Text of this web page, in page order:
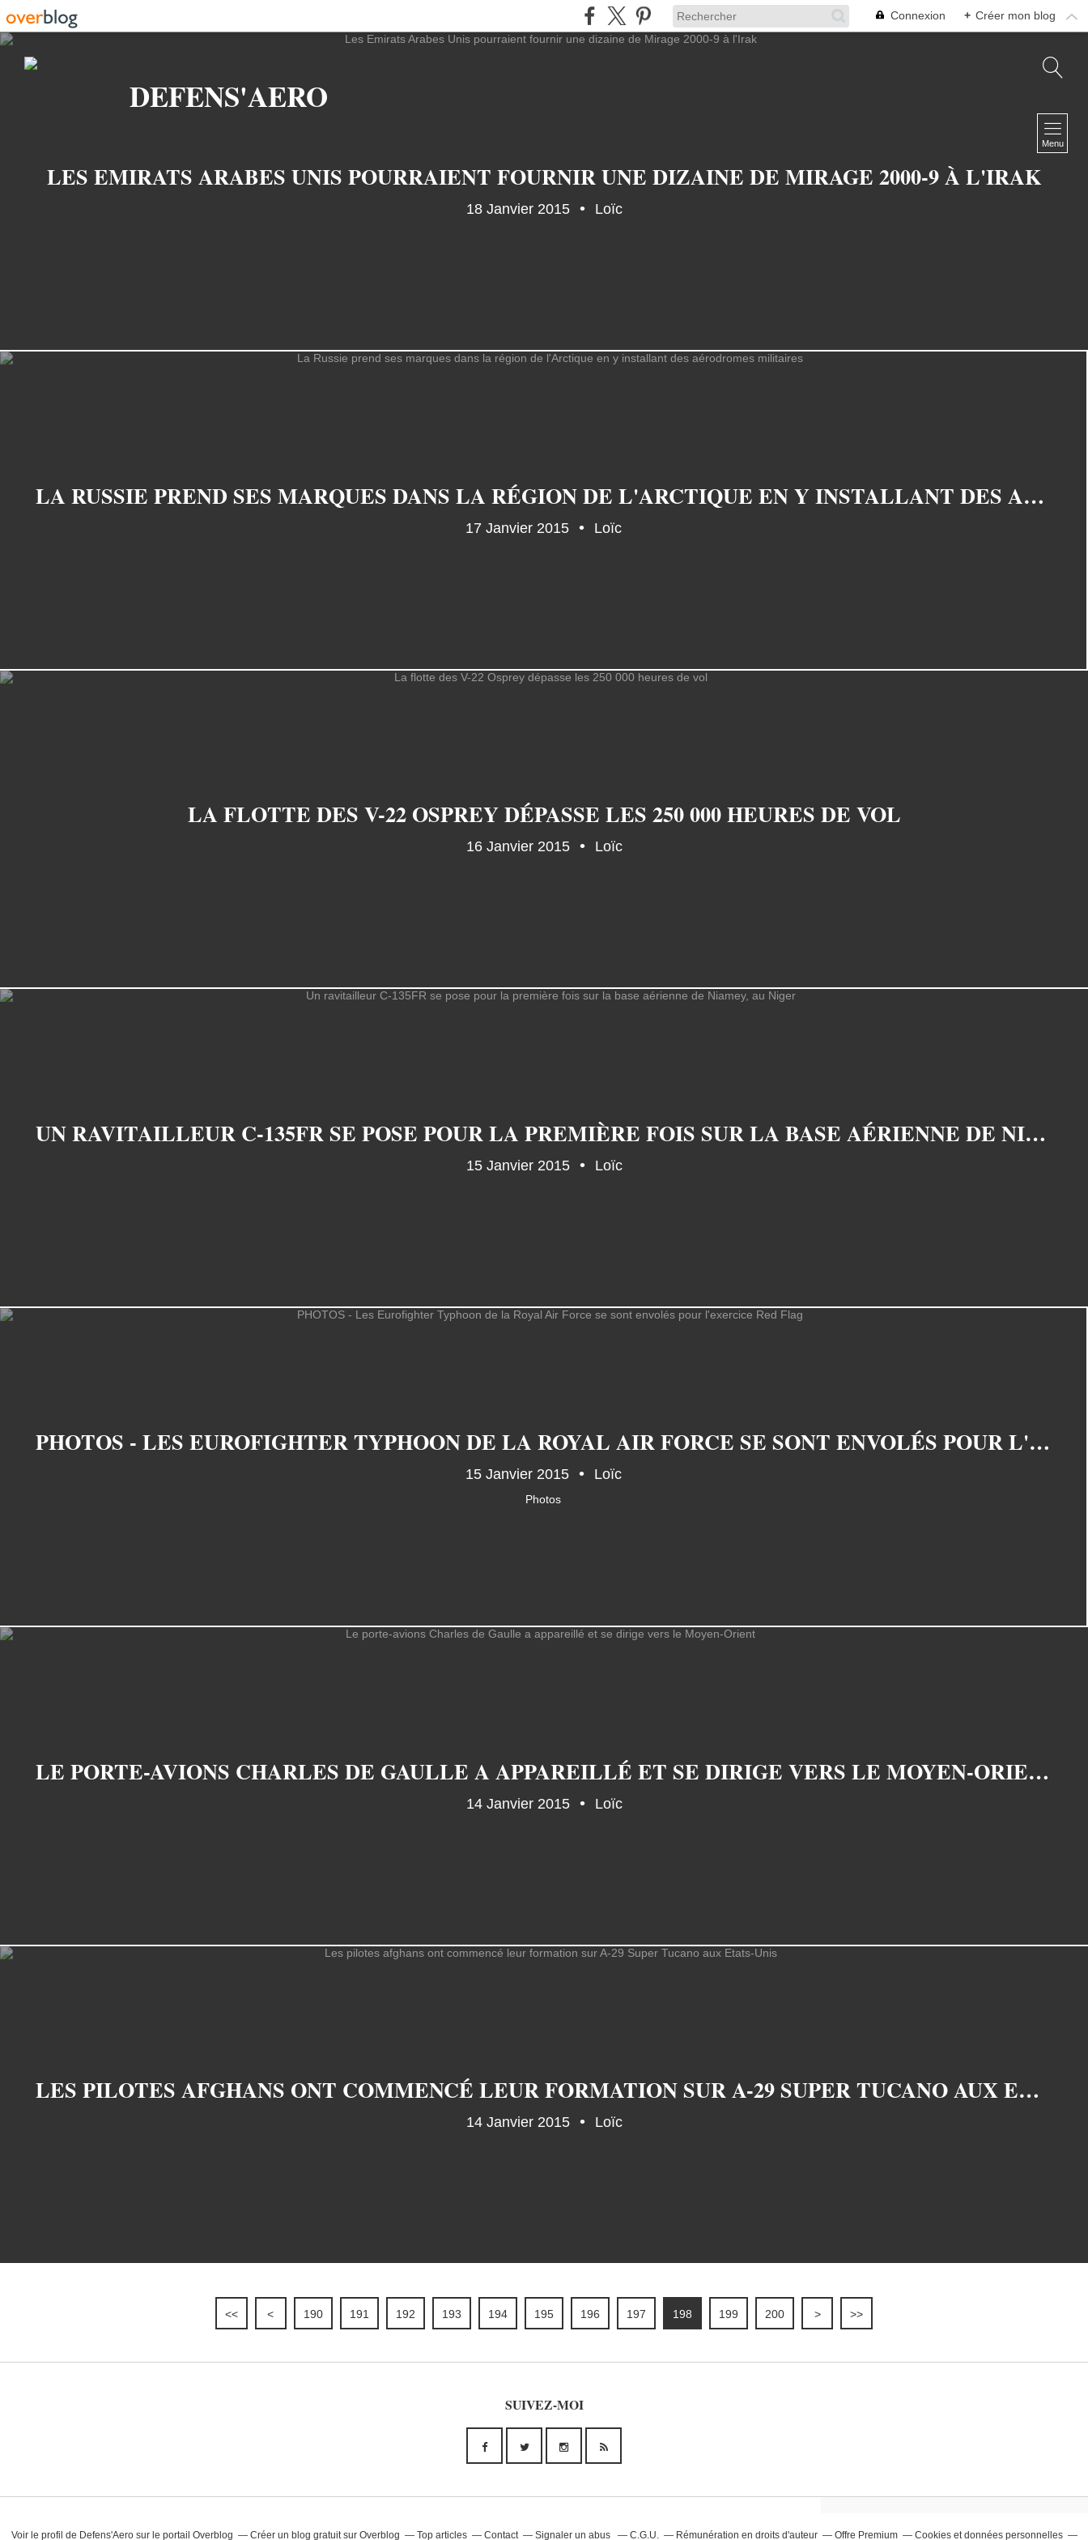
Connexion + Créer mon blog
DEFENS'AERO
Menu
LES EMIRATS ARABES UNIS POURRAIENT FOURNIR UNE DIZAINE DE MIRAGE 2000-9 À L'IRAK
18 Janvier 2015 Loïc
LA RUSSIE PREND SES MARQUES DANS LA RÉGION DE L'ARCTIQUE EN Y INSTALLANT DES AÉRODROMES MILITAIRES
17 Janvier 2015 Loïc
LA FLOTTE DES V-22 OSPREY DÉPASSE LES 250 000 HEURES DE VOL
16 Janvier 2015 Loïc
UN RAVITAILLEUR C-135FR SE POSE POUR LA PREMIÈRE FOIS SUR LA BASE AÉRIENNE DE NIAMEY, AU NIGER
15 Janvier 2015 Loïc
PHOTOS - LES EUROFIGHTER TYPHOON DE LA ROYAL AIR FORCE SE SONT ENVOLÉS POUR L'EXERCICE RED FLAG
15 Janvier 2015 Loïc
Photos
LE PORTE-AVIONS CHARLES DE GAULLE A APPAREILLÉ ET SE DIRIGE VERS LE MOYEN-ORIENT
14 Janvier 2015 Loïc
LES PILOTES AFGHANS ONT COMMENCÉ LEUR FORMATION SUR A-29 SUPER TUCANO AUX ETATS-UNIS
14 Janvier 2015 Loïc
<< < 100
110
120
130
140
150
160
170
180
190 191 192 193 194 195 196 197 198 199 200 > >>
SUIVEZ-MOI
L'équipe
Voir le profil de Defens'Aerosur le portail Overblog Créer un blog gratuit sur Overblog Top articles Contact Signaler un abus C.G.U. Rémunération en droits d'auteur Offre Premium
Cookies et données personnelles